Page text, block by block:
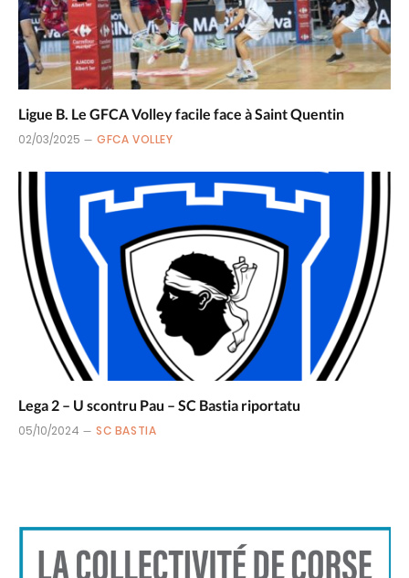
Ligue B. Le GFCA Volley facile face à Saint Quentin
02/03/2025 GFCA VOLLEY
Lega 2 – U scontru Pau – SC Bastia riportatu
05/10/2024 SC BASTIA